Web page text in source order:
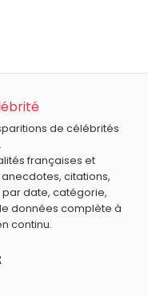
Field
Taureau comme
Pfeiffer
Dwayne
Taureau.
de célébrités
françaises et
citations,
date, catégorie,
données complète à
continu.